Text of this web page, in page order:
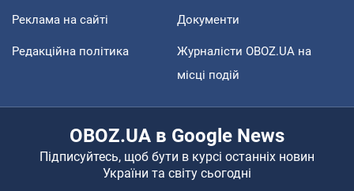
Реклама на сайті Документи
Редакційна політика
Журналісти OBOZ.UA на
місці подій
OBOZ.UA в Google News
Підписуйтесь, щоб бути в курсі останніх новин
України та світу сьогодні